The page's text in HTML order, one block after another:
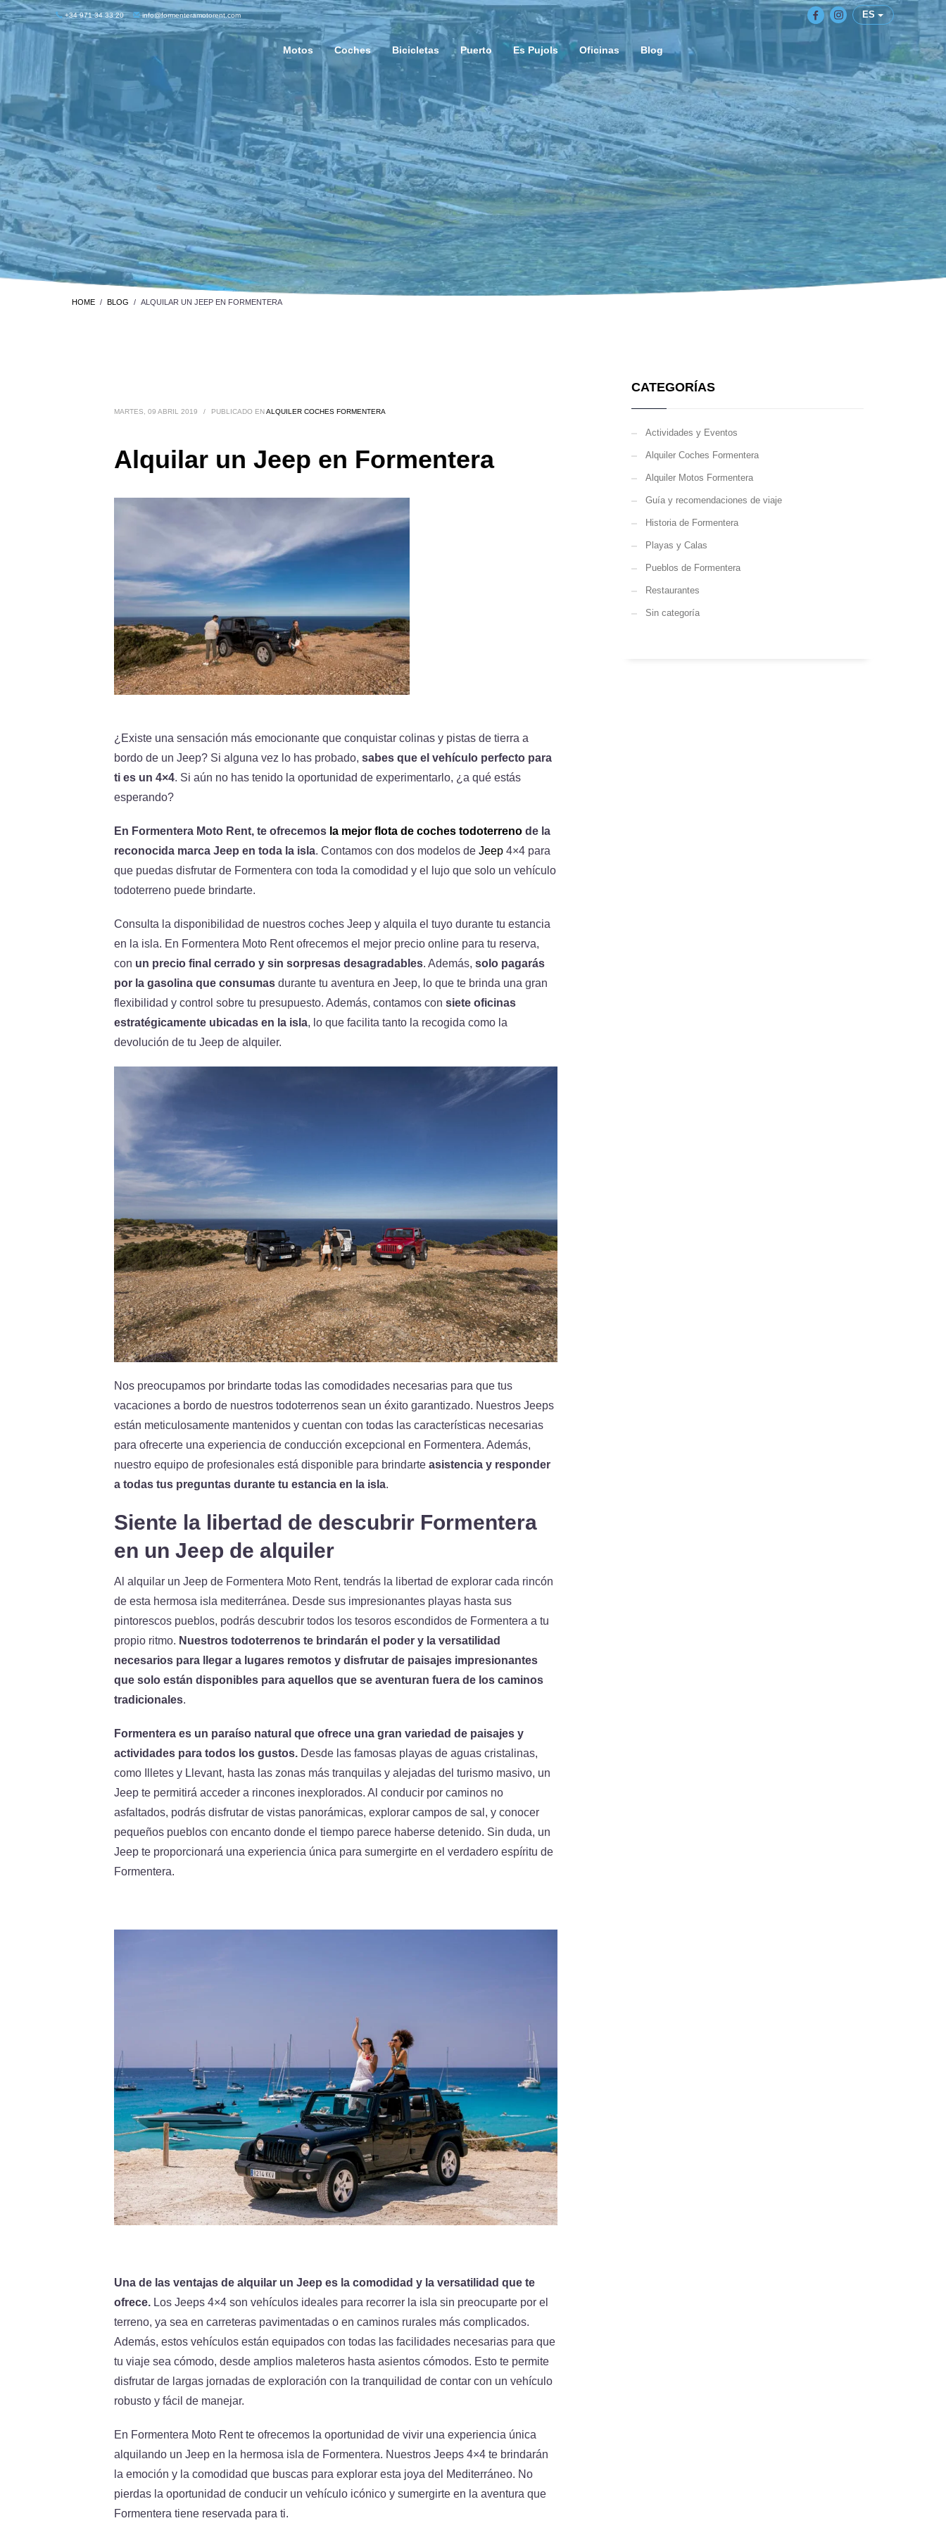
+34 971 34 33 20 info@formenteramotorent.com ES
Motos Coches Bicicletas Puerto Es Pujols Oficinas Blog
HOME BLOG ALQUILAR UN JEEP EN FORMENTERA
MARTES, 09 ABRIL 2019 / PUBLICADO ENALQUILER COCHES FORMENTERA
Alquilar un Jeep en Formentera
¿Existe una sensación más emocionante que conquistar colinas y pistas de tierra a
bordo de un Jeep? Si alguna vez lo has probado, sabes que el vehículo perfecto para
ti es un 4×4. Si aún no has tenido la oportunidad de experimentarlo, ¿a qué estás
esperando?
En Formentera Moto Rent, te ofrecemos la mejor flota de coches todoterreno de la
reconocida marca Jeep en toda la isla. Contamos con dos modelos de Jeep 4×4 para
que puedas disfrutar de Formentera con toda la comodidad y el lujo que solo un vehículo
todoterreno puede brindarte.
Consulta la disponibilidad de nuestros coches Jeep y alquila el tuyo durante tu estancia
en la isla. En Formentera Moto Rent ofrecemos el mejor precio online para tu reserva,
con un precio final cerrado y sin sorpresas desagradables. Además, solo pagarás
por la gasolina que consumas durante tu aventura en Jeep, lo que te brinda una gran
flexibilidad y control sobre tu presupuesto. Además, contamos con siete oficinas
estratégicamente ubicadas en la isla, lo que facilita tanto la recogida como la
devolución de tu Jeep de alquiler.
Nos preocupamos por brindarte todas las comodidades necesarias para que tus
vacaciones a bordo de nuestros todoterrenos sean un éxito garantizado. Nuestros Jeeps
están meticulosamente mantenidos y cuentan con todas las características necesarias
para ofrecerte una experiencia de conducción excepcional en Formentera. Además,
nuestro equipo de profesionales está disponible para brindarte asistencia y responder
a todas tus preguntas durante tu estancia en la isla.
Siente la libertad de descubrir Formentera
en un Jeep de alquiler
Al alquilar un Jeep de Formentera Moto Rent, tendrás la libertad de explorar cada rincón
de esta hermosa isla mediterránea. Desde sus impresionantes playas hasta sus
pintorescos pueblos, podrás descubrir todos los tesoros escondidos de Formentera a tu
propio ritmo. Nuestros todoterrenos te brindarán el poder y la versatilidad
necesarios para llegar a lugares remotos y disfrutar de paisajes impresionantes
que solo están disponibles para aquellos que se aventuran fuera de los caminos
tradicionales.
Formentera es un paraíso natural que ofrece una gran variedad de paisajes y
actividades para todos los gustos. Desde las famosas playas de aguas cristalinas,
como Illetes y Llevant, hasta las zonas más tranquilas y alejadas del turismo masivo, un
Jeep te permitirá acceder a rincones inexplorados. Al conducir por caminos no
asfaltados, podrás disfrutar de vistas panorámicas, explorar campos de sal, y conocer
pequeños pueblos con encanto donde el tiempo parece haberse detenido. Sin duda, un
Jeep te proporcionará una experiencia única para sumergirte en el verdadero espíritu de
Formentera.
Una de las ventajas de alquilar un Jeep es la comodidad y la versatilidad que te
ofrece. Los Jeeps 4×4 son vehículos ideales para recorrer la isla sin preocuparte por el
terreno, ya sea en carreteras pavimentadas o en caminos rurales más complicados.
Además, estos vehículos están equipados con todas las facilidades necesarias para que
tu viaje sea cómodo, desde amplios maleteros hasta asientos cómodos. Esto te permite
disfrutar de largas jornadas de exploración con la tranquilidad de contar con un vehículo
robusto y fácil de manejar.
En Formentera Moto Rent te ofrecemos la oportunidad de vivir una experiencia única
alquilando un Jeep en la hermosa isla de Formentera. Nuestros Jeeps 4×4 te brindarán
la emoción y la comodidad que buscas para explorar esta joya del Mediterráneo. No
pierdas la oportunidad de conducir un vehículo icónico y sumergirte en la aventura que
Formentera tiene reservada para ti.
CATEGORÍAS
Actividades y Eventos
Alquiler Coches Formentera
Alquiler Motos Formentera
Guía y recomendaciones de viaje
Historia de Formentera
Playas y Calas
Pueblos de Formentera
Restaurantes
Sin categoría